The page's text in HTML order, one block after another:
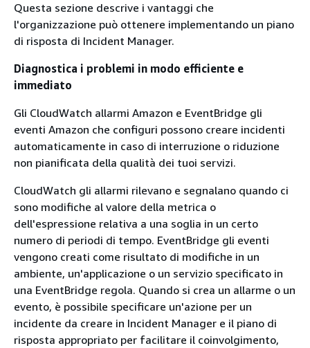
Questa sezione descrive i vantaggi che
l'organizzazione può ottenere implementando un piano
di risposta di Incident Manager.
Diagnostica i problemi in modo efficiente e
immediato
Gli CloudWatch allarmi Amazon e EventBridge gli
eventi Amazon che configuri possono creare incidenti
automaticamente in caso di interruzione o riduzione
non pianificata della qualità dei tuoi servizi.
CloudWatch gli allarmi rilevano e segnalano quando ci
sono modifiche al valore della metrica o
dell'espressione relativa a una soglia in un certo
numero di periodi di tempo. EventBridge gli eventi
vengono creati come risultato di modifiche in un
ambiente, un'applicazione o un servizio specificato in
una EventBridge regola. Quando si crea un allarme o un
evento, è possibile specificare un'azione per un
incidente da creare in Incident Manager e il piano di
risposta appropriato per facilitare il coinvolgimento,